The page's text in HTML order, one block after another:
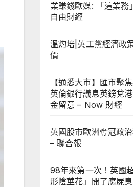
業賺錢歐媒: 「這業務
自由財經
溫灼培|英工黨經濟政
價
【通悉大市】匯市聚
英倫銀行議息英鎊兌
金留意 – Now 財經
英國股市歐洲奪冠政
– 聯合報
98年來第一次！英國
形陰莖花」開了腐屍